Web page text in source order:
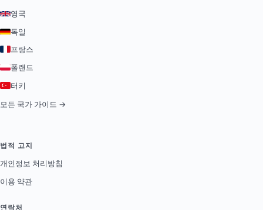
영국
독일
프랑스
폴랜드
터키
모든 국가 가이드 →
법적 고지
개인정보 처리방침
이용 약관
연락처